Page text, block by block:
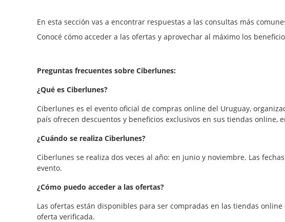
En esta sección vas a encontrar respuestas a las consultas más
Conocé cómo acceder a las ofertas y aprovechar al máximo los
Preguntas frecuentes sobre Ciberlunes:
¿Qué es Ciberlunes?
Ciberlunes es el evento oficial de compras online del Uruguay,
país ofrecen descuentos y beneficios exclusivos en sus tiendas online,
¿Cuándo se realiza Ciberlunes?
Ciberlunes se realiza dos veces al año: en junio y noviembre. Las
evento.
¿Cómo puedo acceder a las ofertas?
Las ofertas están disponibles para ser compradas en las tiendas
oferta verificada.